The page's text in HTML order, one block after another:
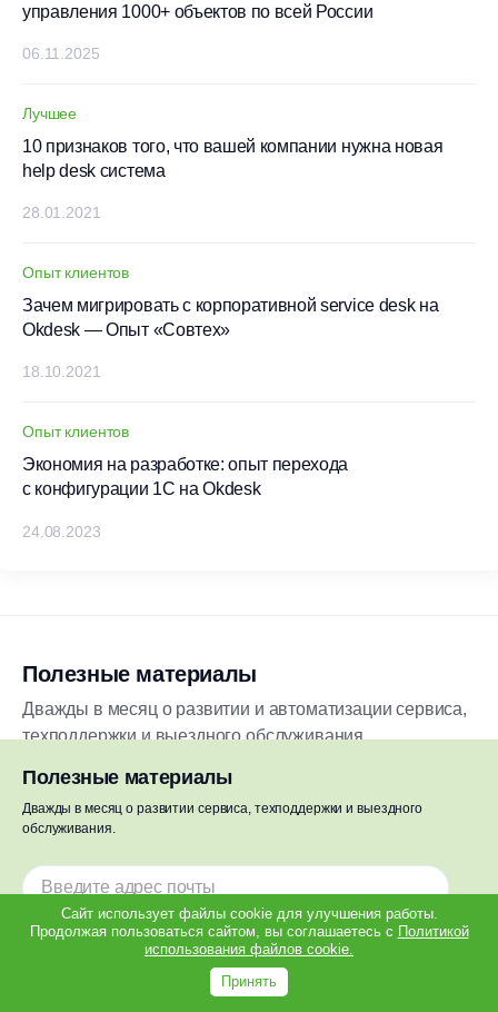
управления 1000+ объектов по всей России
06.11.2025
Лучшее
10 признаков того, что вашей компании нужна новая
help desk система
28.01.2021
Опыт клиентов
Зачем мигрировать с корпоративной service desk на
Okdesk — Опыт «Совтех»
18.10.2021
Опыт клиентов
Экономия на разработке: опыт перехода
с конфигурации 1С на Okdesk
24.08.2023
Полезные материалы
Дважды в месяц о развитии и автоматизации сервиса,
техподдержки и выездного обслуживания.
Подписаться
Нажимая на кнопку «Подписаться», вы даетесогласие на обработку своих персональных
данных.
Полезные материалы
Дважды в месяц о развитии сервиса, техподдержки и выездного
обслуживания.
Подписаться
Сайт использует файлы cookie для улучшения работы.
Продолжая пользоваться сайтом, вы соглашаетесь с Политикой
использования файлов cookie.
Принять